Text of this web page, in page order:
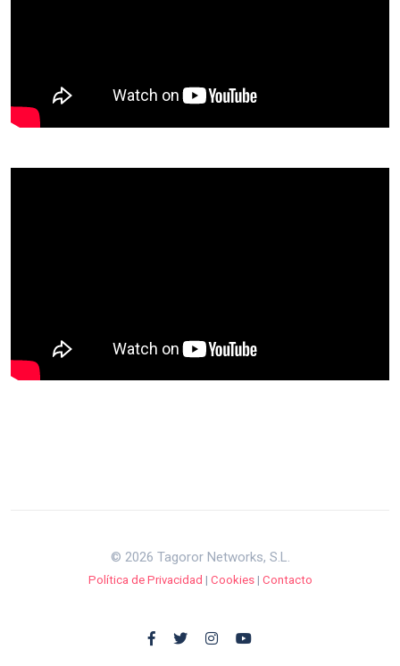
© 2026 Tagoror Networks, S.L.
Política de Privacidad | Cookies| Contacto